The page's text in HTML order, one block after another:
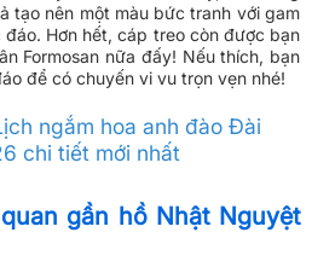
tạo nên một màu bức tranh với gam
Hơn hết, cáp treo còn được bạn
Formosan nữa đấy! Nếu thích, bạn
để có chuyến vi vu trọn vẹn nhé!
ngắm hoa anh đào Đài
chi tiết mới nhất
gần hồ Nhật Nguyệt